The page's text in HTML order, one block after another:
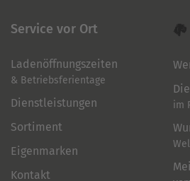
Service vor Ort
Ladenöffnungszeiten
& Betriebsferientage
Dienstleistungen
Sortiment
Eigenmarken
Kontakt
im